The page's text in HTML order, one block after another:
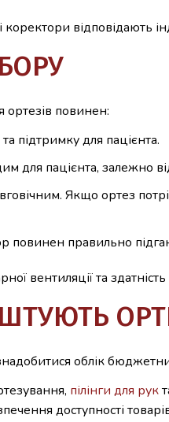
коректори відповідають
ортезів повинен:
підтримку для пацієнта.
для пацієнта, залежно
Якщо ортез
повинен правильно
вентиляції та
облік
пілінги для рук
доступності